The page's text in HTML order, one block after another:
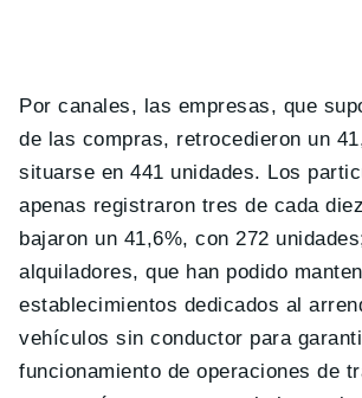
Por canales, las empresas, que
de las compras, retrocedieron un
situarse en 441 unidades. Los
apenas registraron tres de cada
bajaron un 41,6%, con 272
alquiladores, que han podido
establecimientos dedicados al
vehículos sin conductor para
funcionamiento de operaciones de